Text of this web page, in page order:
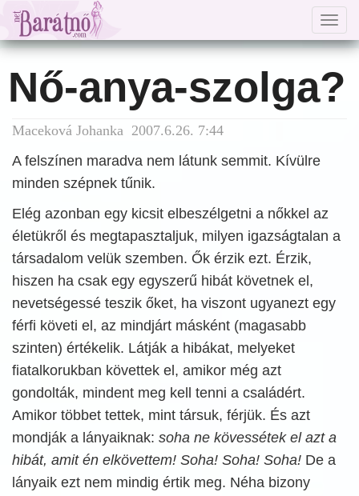
Nő-anya-szolga?
Maceková Johanka 2007.6.26. 7:44
A felszínen maradva nem látunk semmit. Kívülre
minden szépnek tűnik.
Elég azonban egy kicsit elbeszélgetni a nőkkel az
életükről és megtapasztaljuk, milyen igazságtalan a
társadalom velük szemben. Ők érzik ezt. Érzik,
hiszen ha csak egy egyszerű hibát követnek el,
nevetségessé teszik őket, ha viszont ugyanezt egy
férfi követi el, az mindjárt másként (magasabb
szinten) értékelik. Látják a hibákat, melyeket
fiatalkorukban követtek el, amikor még azt
gondolták, mindent meg kell tenni a családért.
Amikor többet tettek, mint társuk, férjük. És azt
mondják a lányaiknak: soha ne kövessétek el azt a
hibát, amit én elkövettem! Soha! Soha! Soha! De a
lányaik ezt nem mindig értik meg. Néha bizony